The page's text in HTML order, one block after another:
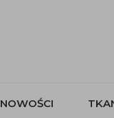
NOWOŚCI